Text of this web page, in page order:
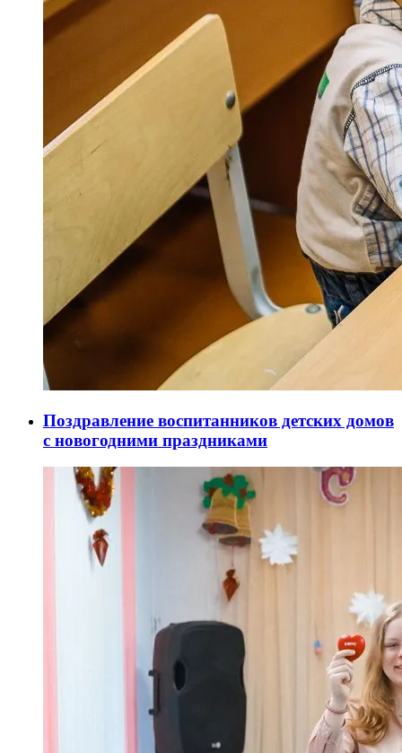
Поздравление воспитанников детских домов
с новогодними праздниками